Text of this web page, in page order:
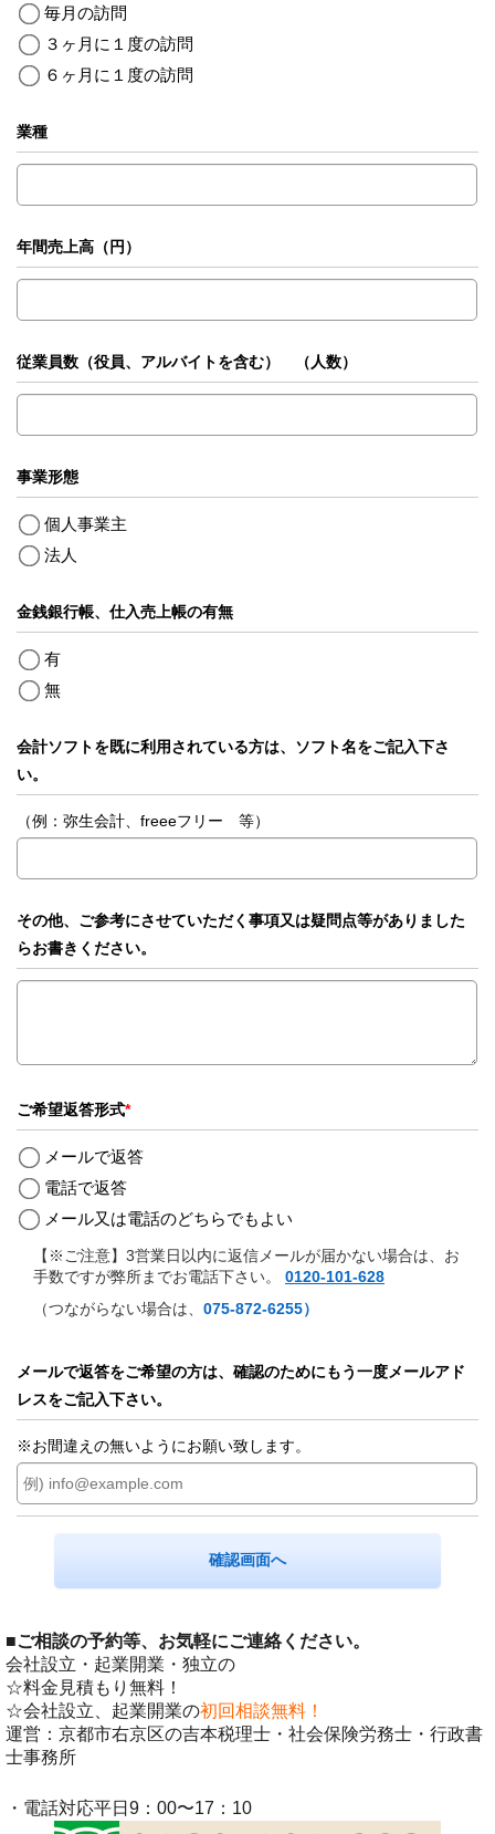
毎月の訪問
３ヶ月に１度の訪問
６ヶ月に１度の訪問
業種
年間売上高（円）
従業員数（役員、アルバイトを含む） （人数）
事業形態
個人事業主
法人
金銭銀行帳、仕入売上帳の有無
有
無
会計ソフトを既に利用されている方は、ソフト名をご記入下さ
い。
（例：弥生会計、freeeフリー 等）
その他、ご参考にさせていただく事項又は疑問点等がありました
らお書きください。
ご希望返答形式*
メールで返答
電話で返答
メール又は電話のどちらでもよい
【※ご注意】3営業日以内に返信メールが届かない場合は、お
手数ですが弊所までお電話下さい。 0120-101-628
（つながらない場合は、 075-872-6255）
メールで返答をご希望の方は、確認のためにもう一度メールアド
レスをご記入下さい。
※お間違えの無いようにお願い致します。
■ご相談の予約等、お気軽にご連絡ください。
会社設立・起業開業・独立の
☆料金見積もり無料！
☆会社設立、起業開業の初回相談無料！
運営：京都市右京区の吉本税理士・社会保険労務士・行政書
士事務所
・電話対応平日9：00〜17：10